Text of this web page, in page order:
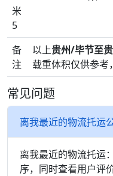
米
5
备
注
以上贵州/毕节至
载重体积仅供参考
常见问题
离我最近的物流托运
离我最近的物流托运
序，同时查看用户评